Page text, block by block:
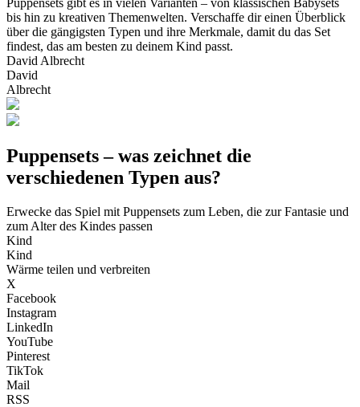
bis hin zu kreativen Themenwelten. Verschaffe dir einen Überblick
über die gängigsten Typen und ihre Merkmale, damit du das Set
findest, das am besten zu deinem Kind passt.
David Albrecht
David
Albrecht
Puppensets – was zeichnet die
verschiedenen Typen aus?
Erwecke das Spiel mit Puppensets zum Leben, die zur Fantasie und
zum Alter des Kindes passen
Kind
Kind
Wärme teilen und verbreiten
X
Facebook
Instagram
LinkedIn
YouTube
Pinterest
TikTok
Mail
RSS